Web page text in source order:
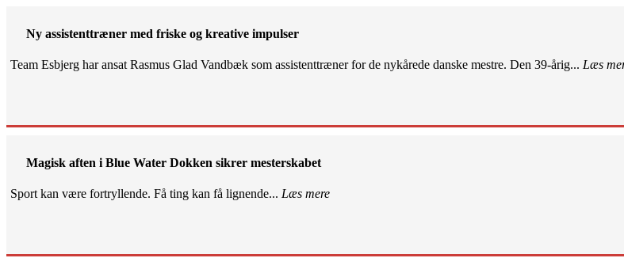
Ny assistenttræner med friske og kreative impulser
Team Esbjerg har ansat Rasmus Glad Vandbæk som assistenttræner for de nykårede danske mestre. Den 39-årig... Læs
Magisk aften i Blue Water Dokken sikrer mesterskabet
Sport kan være fortryllende. Få ting kan få lignende... Læs mere